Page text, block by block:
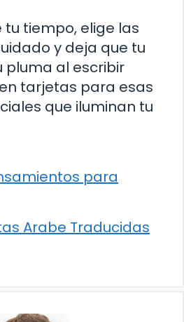
tiempo, elige las
y deja que tu
pluma al escribir
tarjetas para esas
que iluminan tu
para
Arabe Traducidas